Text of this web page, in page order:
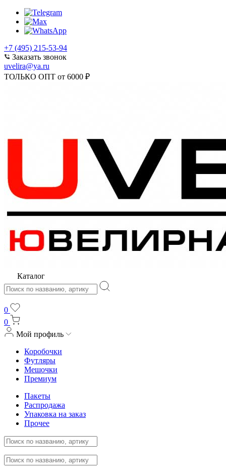
+7 (495) 215-53-94
Заказать звонок
uvelira@ya.ru
ТОЛЬКО ОПТ от 6000 ₽
Каталог
0
0
Мой профиль
Коробочки
Футляры
Мешочки
Премиум
Пакеты
Распродажа
Упаковка на заказ
Прочее